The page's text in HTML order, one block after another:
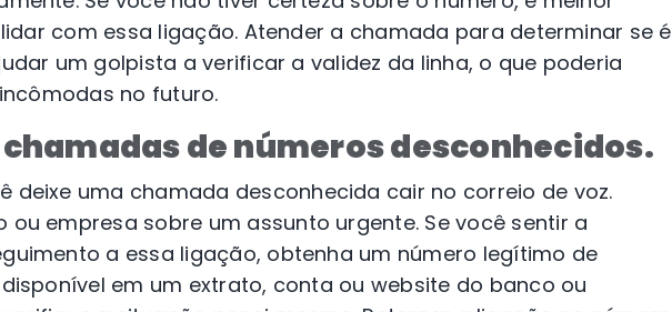
com essa ligação. Atender a chamada para determinar se é
um golpista a verificar a validez da linha, o que poderia
no futuro.
de números desconhecidos.
deixe uma chamada desconhecida cair no correio de voz.
ou empresa sobre um assunto urgente. Se você sentir a
a essa ligação, obtenha um número legítimo de
em um extrato, conta ou website do banco ou